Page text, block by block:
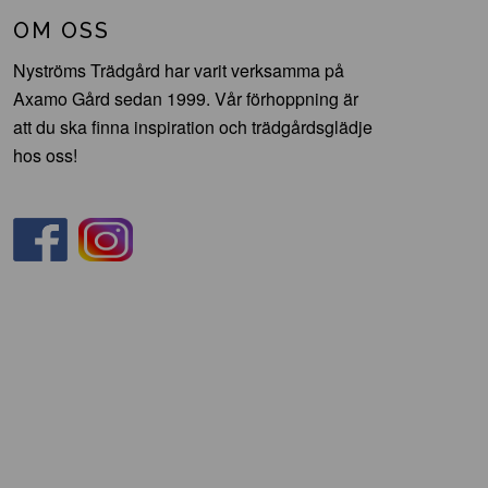
OM OSS
Nyströms Trädgård har varit verksamma på
Axamo Gård sedan 1999. Vår förhoppning är
att du ska finna inspiration och trädgårdsglädje
hos oss!